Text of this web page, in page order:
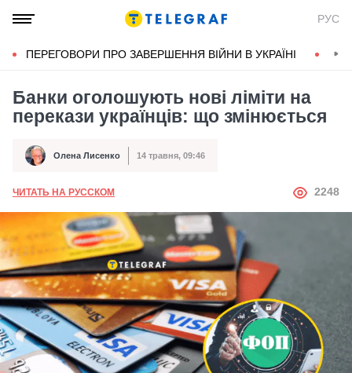
РУС
ПЕРЕГОВОРИ ПРО ЗАВЕРШЕННЯ ВІЙНИ В УКРАЇНІ
Банки оголошують нові ліміти на
перекази українців: що змінюється
Автор Олена Лисенко
Дата публікації 14 травня, 09:46
ЧИТАТЬ НА РУССКОМ АВТОР
2248